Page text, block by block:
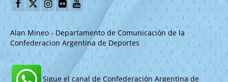
Alan Mineo - Departamento de Comunicación de la
Confederacion Argentina de Deportes
Sigue el canal de Confederación Argentina de